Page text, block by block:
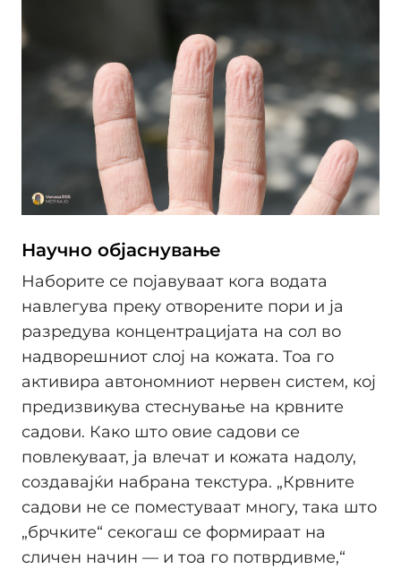
Научно објаснување
Наборите се појавуваат кога водата
навлегува преку отворените пори и ја
разредува концентрацијата на сол во
надворешниот слој на кожата. Тоа го
активира автономниот нервен систем, кој
предизвикува стеснување на крвните
садови. Како што овие садови се
повлекуваат, ја влечат и кожата надолу,
создавајќи набрана текстура. „Крвните
садови не се поместуваат многу, така што
„брчките“ секогаш се формираат на
сличен начин — и тоа го потврдивме,“